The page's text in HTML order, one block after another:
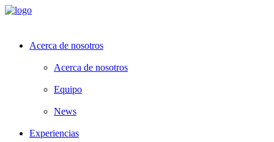
Acerca de nosotros
Acerca de nosotros
Equipo
News
Experiencias